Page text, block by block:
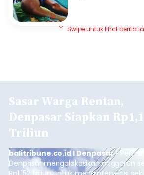
Swipe untuk lihat berita
Sasar Warga Rentan,
Denpasar Siapkan
Triliun
balitribune.co.id I Denpasar -
Denpasar mengalokasikan anggaran
Rp1,152 triliun untuk mengintervensi